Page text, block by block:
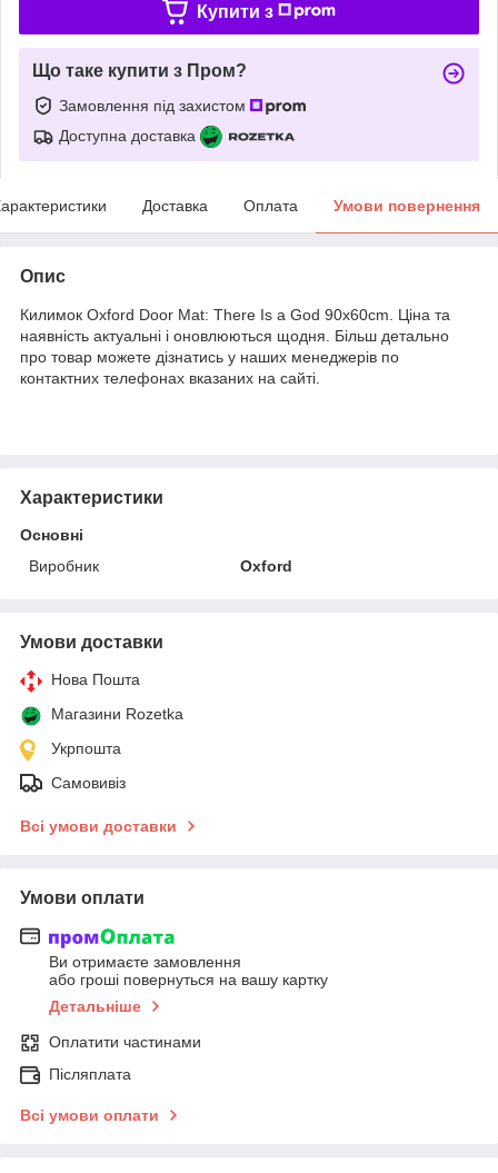
Купити з
Що таке купити з Пром?
Замовлення під захистом
Доступна доставка
Доставка Оплата Умови повернення
Опис
Килимок Oxford Door Mat: There Is a God 90x60cm. Ціна та
наявність актуальні і оновлюються щодня. Більш детально
про товар можете дізнатись у наших менеджерів по
контактних телефонах вказаних на сайті.
Характеристики
Основні
Виробник
Oxford
Умови доставки
Нова Пошта
Магазини Rozetka
Укрпошта
Самовивіз
Всі умови доставки
Умови оплати
Ви отримаєте замовлення
або гроші повернуться на вашу картку
Детальніше
Оплатити частинами
Післяплата
Всі умови оплати